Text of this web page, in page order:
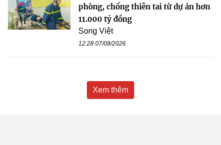
phòng, chống thiên tai từ dự án hơn
11.000 tỷ đồng
Song Việt
12:28 07/08/2026
Xem thêm